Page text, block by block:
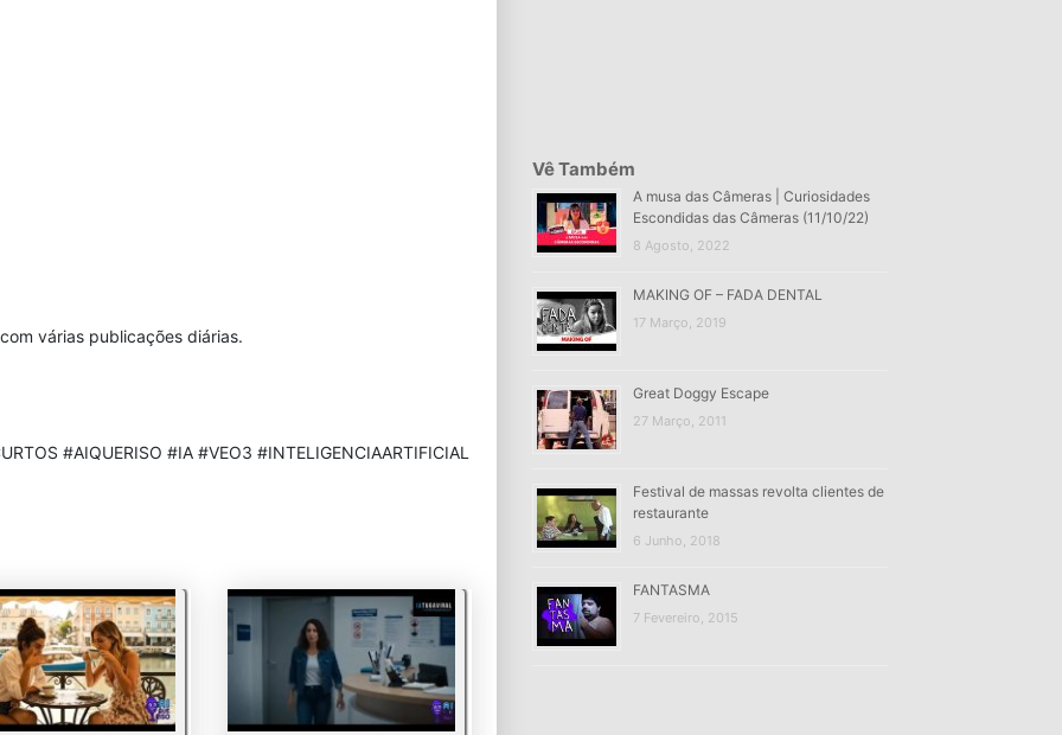
várias publicações diárias.
#AIQUERISO #IA #VEO3 #INTELIGENCIAARTIFICIAL
Vê Também
A musa das Câmeras | Curiosidades
Escondidas das Câmeras (11/10/22)
8 Agosto, 2022
MAKING OF – FADA DENTAL
17 Março, 2019
Great Doggy Escape
27 Março, 2011
Festival de massas revolta clientes de
restaurante
6 Junho, 2018
FANTASMA
7 Fevereiro, 2015